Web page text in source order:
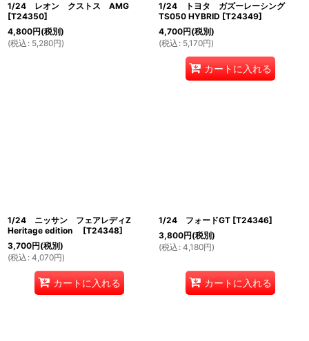
1/24 レオン クストス AMG
[T24350]
4,800円(税別)
(税込 : 5,280円)
1/24 トヨタ ガズーレーシング
TS050 HYBRID [T24349]
4,700円(税別)
(税込 : 5,170円)
カートに入れる
1/24 ニッサン フェアレディZ
Heritage edition
[T24348]
3,700円(税別)
(税込 : 4,070円)
カートに入れる
1/24 フォードGT [T24346]
3,800円(税別)
(税込 : 4,180円)
カートに入れる